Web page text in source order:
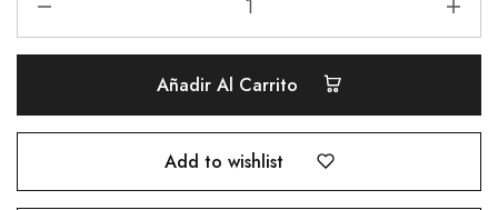
Añadir Al Carrito
Add to wishlist